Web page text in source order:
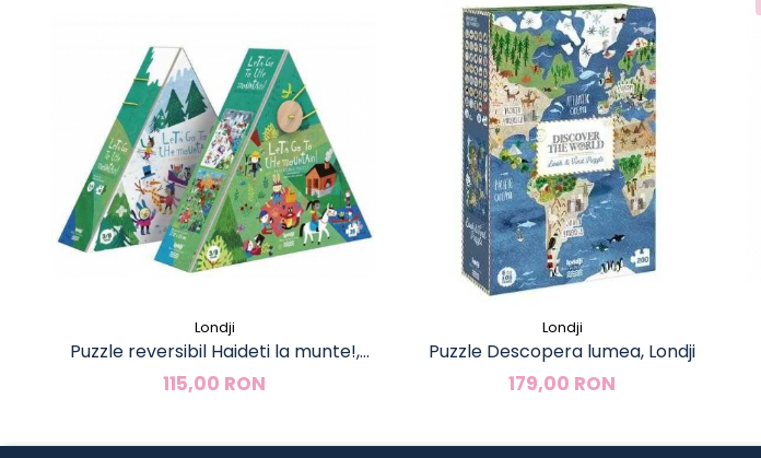
Londji
Puzzle reversibil Haideti la munte!,
Londji
115,00 RON
Londji
Puzzle Descopera lumea, Londji
179,00 RON